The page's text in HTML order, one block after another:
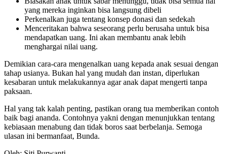
yang mereka inginkan bisa langsung dibeli
Perkenalkan juga tentang konsep donasi dan sedekah
Menceritakan bahwa seseorang perlu berusaha untuk bisa
mendapatkan uang. Ini akan membantu anak lebih
menghargai nilai uang.
Demikian cara-cara mengenalkan uang kepada anak sesuai dengan
tahap usianya. Bukan hal yang mudah dan instan, diperlukan
kesabaran untuk melakukannya agar anak dapat mengerti tanpa
paksaan.
Hal yang tak kalah penting, pastikan orang tua memberikan contoh
baik bagi ananda. Contohnya yakni dengan menunjukkan tentang
kebiasaan menabung dan tidak boros saat berbelanja. Semoga
ulasan ini bermanfaat, Bunda.